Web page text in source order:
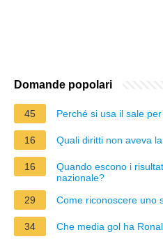
Domande popolari
45 Perché si usa il sale
16 Quali diritti non aveva
16
Quando escono i
nazionale?
29
Come riconoscere uno
34 Che media gol ha